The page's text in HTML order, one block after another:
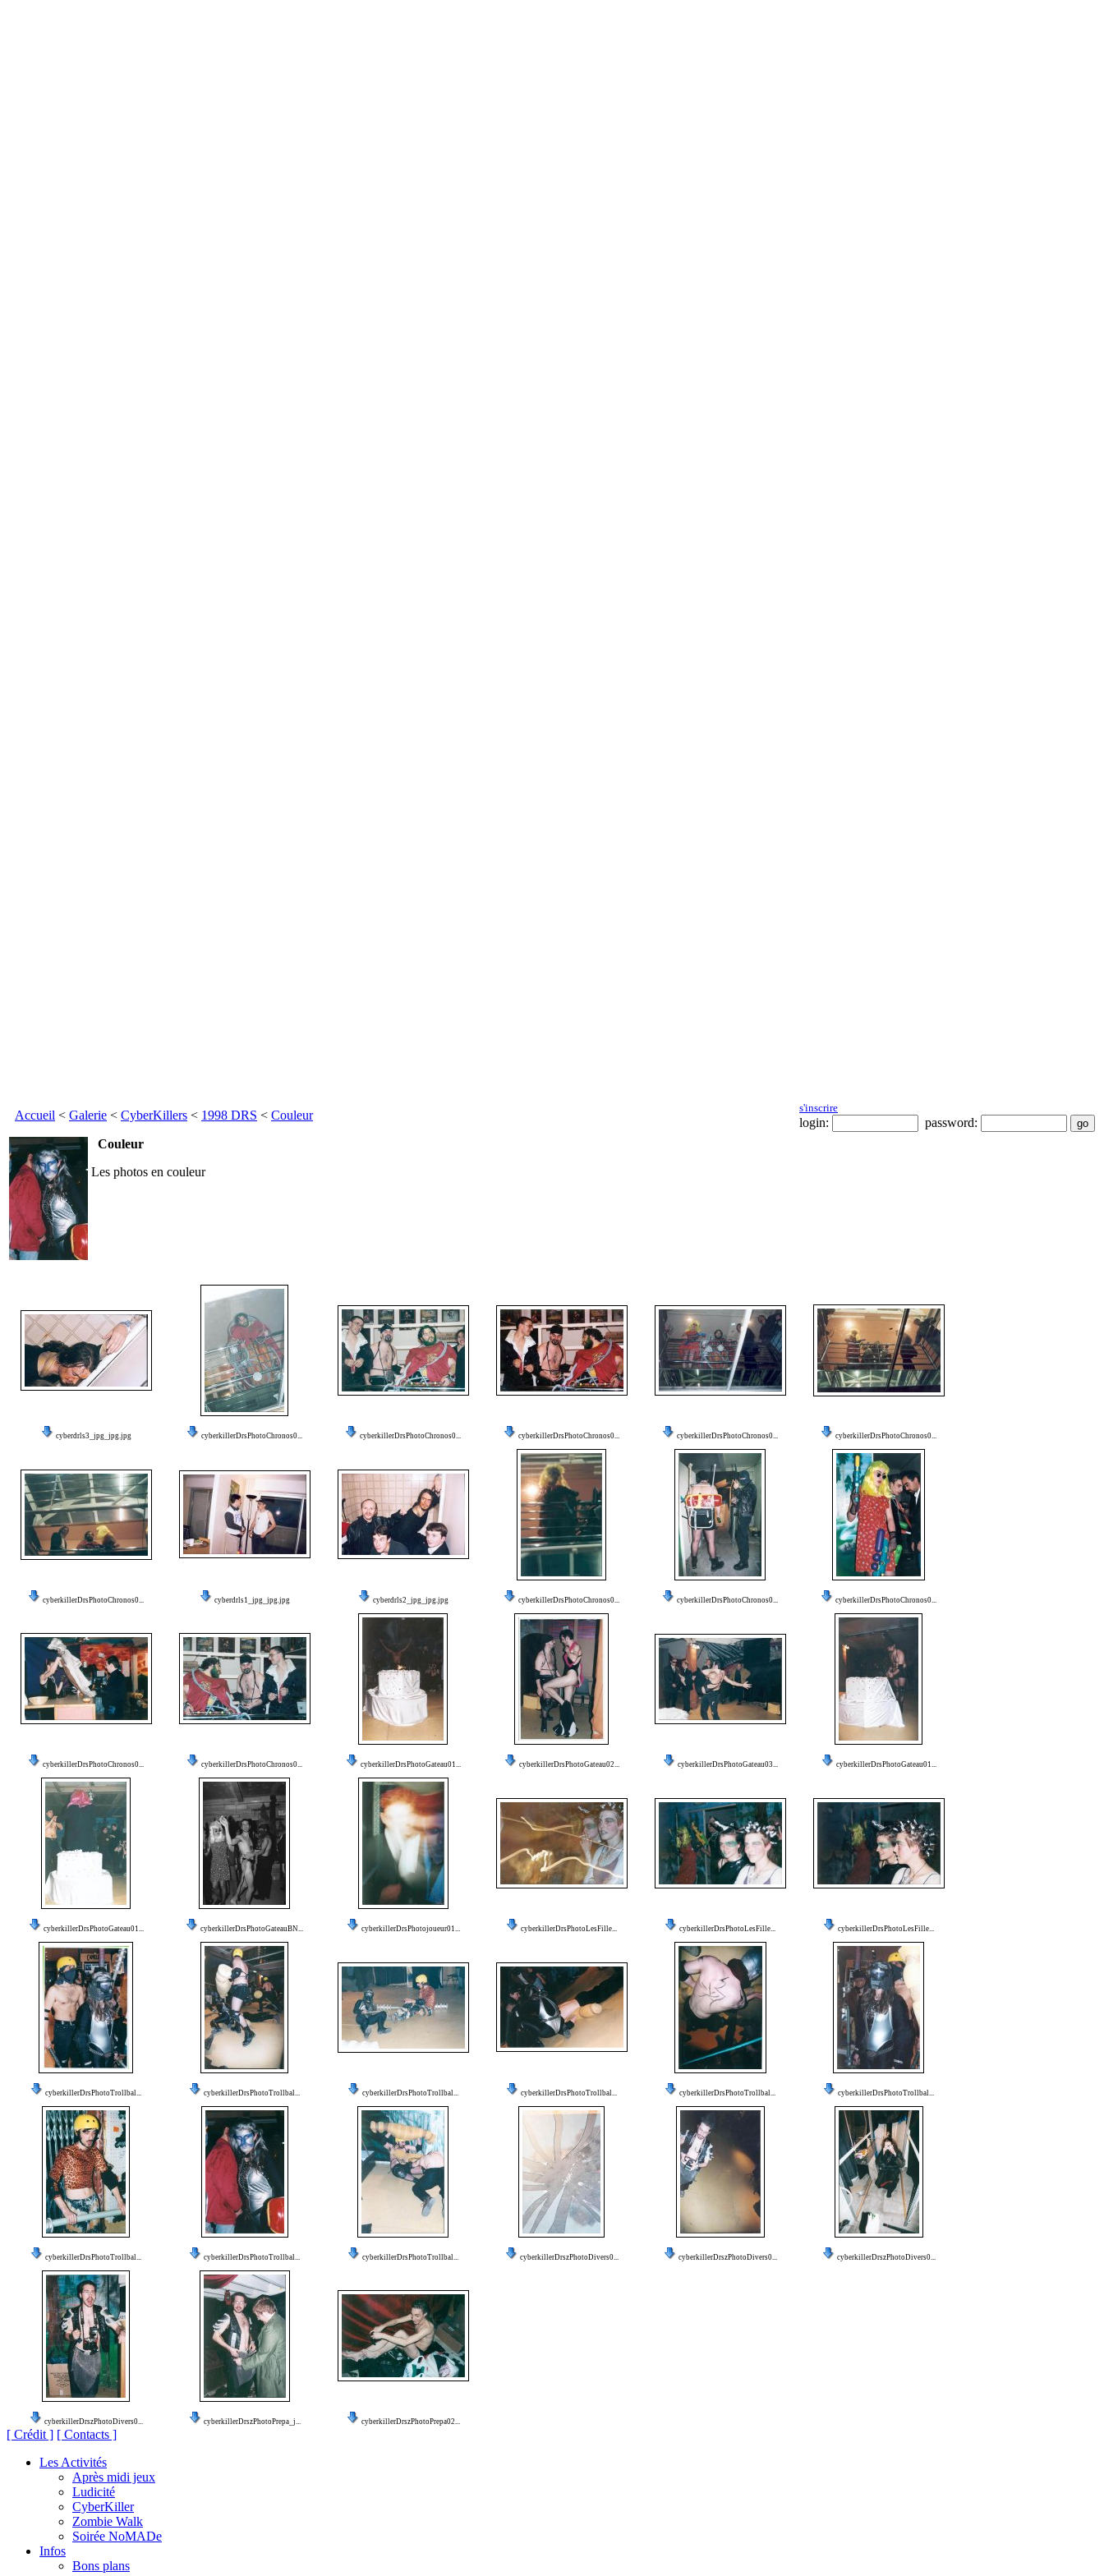
Accueil < Galerie < CyberKillers < 1998 DRS < Couleur
s'inscrire
login:
password:
Couleur
Les photos en couleur
cyberdrls3_jpg_jpg.jpg cyberkillerDrsPhotoChronos0... cyberkillerDrsPhotoChronos0... cyberkillerDrsPhotoChronos0... cyberkillerDrsPhotoChronos0... cyberkillerDrsPhotoChronos0...
cyberkillerDrsPhotoChronos0... cyberdrls1_jpg_jpg.jpg cyberdrls2_jpg_jpg.jpg cyberkillerDrsPhotoChronos0... cyberkillerDrsPhotoChronos0... cyberkillerDrsPhotoChronos0...
cyberkillerDrsPhotoChronos0... cyberkillerDrsPhotoChronos0... cyberkillerDrsPhotoGateau01... cyberkillerDrsPhotoGateau02... cyberkillerDrsPhotoGateau03... cyberkillerDrsPhotoGateau01...
cyberkillerDrsPhotoGateau01... cyberkillerDrsPhotoGateauBN... cyberkillerDrsPhotojoueur01... cyberkillerDrsPhotoLesFille... cyberkillerDrsPhotoLesFille... cyberkillerDrsPhotoLesFille...
cyberkillerDrsPhotoTrollbal... cyberkillerDrsPhotoTrollbal... cyberkillerDrsPhotoTrollbal... cyberkillerDrsPhotoTrollbal... cyberkillerDrsPhotoTrollbal... cyberkillerDrsPhotoTrollbal...
cyberkillerDrsPhotoTrollbal... cyberkillerDrsPhotoTrollbal... cyberkillerDrsPhotoTrollbal... cyberkillerDrszPhotoDivers0... cyberkillerDrszPhotoDivers0... cyberkillerDrszPhotoDivers0...
cyberkillerDrszPhotoDivers0... cyberkillerDrszPhotoPrepa_j... cyberkillerDrszPhotoPrepa02...
[ Crédit ] [ Contacts ]
Les Activités
Après midi jeux
Ludicité
CyberKiller
Zombie Walk
Soirée NoMADe
Infos
Bons plans